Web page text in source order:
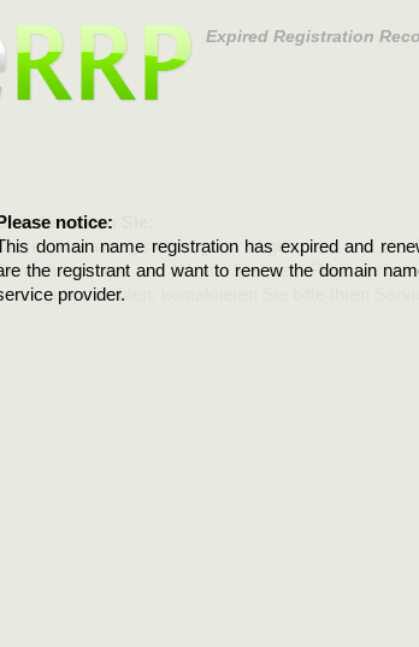
Expired Registration
notice:
domain name registration has expired and
the registrant and want to renew the domain
provider.
beachten Sie:
Domainregistrierung ist abgelaufen und die
stehen an. Wenn Sie der Registrant
möchten, kontaktieren Sie bitte Ihren